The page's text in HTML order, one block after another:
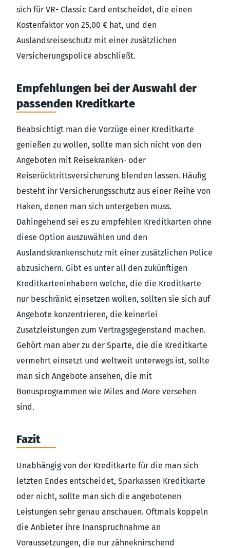
sich für VR- Classic Card entscheidet, die einen
Kostenfaktor von 25,00 € hat, und den
Auslandsreiseschutz mit einer zusätzlichen
Versicherungspolice abschließt.
Empfehlungen bei der Auswahl der
passenden Kreditkarte
Beabsichtigt man die Vorzüge einer Kreditkarte
genießen zu wollen, sollte man sich nicht von den
Angeboten mit Reisekranken- oder
Reiserücktrittsversicherung blenden lassen. Häufig
besteht ihr Versicherungsschutz aus einer Reihe von
Haken, denen man sich untergeben muss.
Dahingehend sei es zu empfehlen Kreditkarten ohne
diese Option auszuwählen und den
Auslandskrankenschutz mit einer zusätzlichen Police
abzusichern. Gibt es unter all den zukünftigen
Kreditkarteninhabern welche, die die Kreditkarte
nur beschränkt einsetzen wollen, sollten sie sich auf
Angebote konzentrieren, die keinerlei
Zusatzleistungen zum Vertragsgegenstand machen.
Gehört man aber zu der Sparte, die die Kreditkarte
vermehrt einsetzt und weltweit unterwegs ist, sollte
man sich Angebote ansehen, die mit
Bonusprogrammen wie Miles and More versehen
sind.
Fazit
Unabhängig von der Kreditkarte für die man sich
letzten Endes entscheidet, Sparkassen Kreditkarte
oder nicht, sollte man sich die angebotenen
Leistungen sehr genau anschauen. Oftmals koppeln
die Anbieter ihre Inanspruchnahme an
Voraussetzungen, die nur zähneknirschend